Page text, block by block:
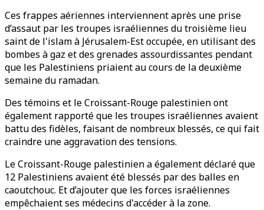
Ces frappes aériennes interviennent après une prise
d’assaut par les troupes israéliennes du troisième lieu
saint de l'islam à Jérusalem-Est occupée, en utilisant des
bombes à gaz et des grenades assourdissantes pendant
que les Palestiniens priaient au cours de la deuxième
semaine du ramadan.
Des témoins et le Croissant-Rouge palestinien ont
également rapporté que les troupes israéliennes avaient
battu des fidèles, faisant de nombreux blessés, ce qui fait
craindre une aggravation des tensions.
Le Croissant-Rouge palestinien a également déclaré que
12 Palestiniens avaient été blessés par des balles en
caoutchouc. Et d’ajouter que les forces israéliennes
empêchaient ses médecins d'accéder à la zone.